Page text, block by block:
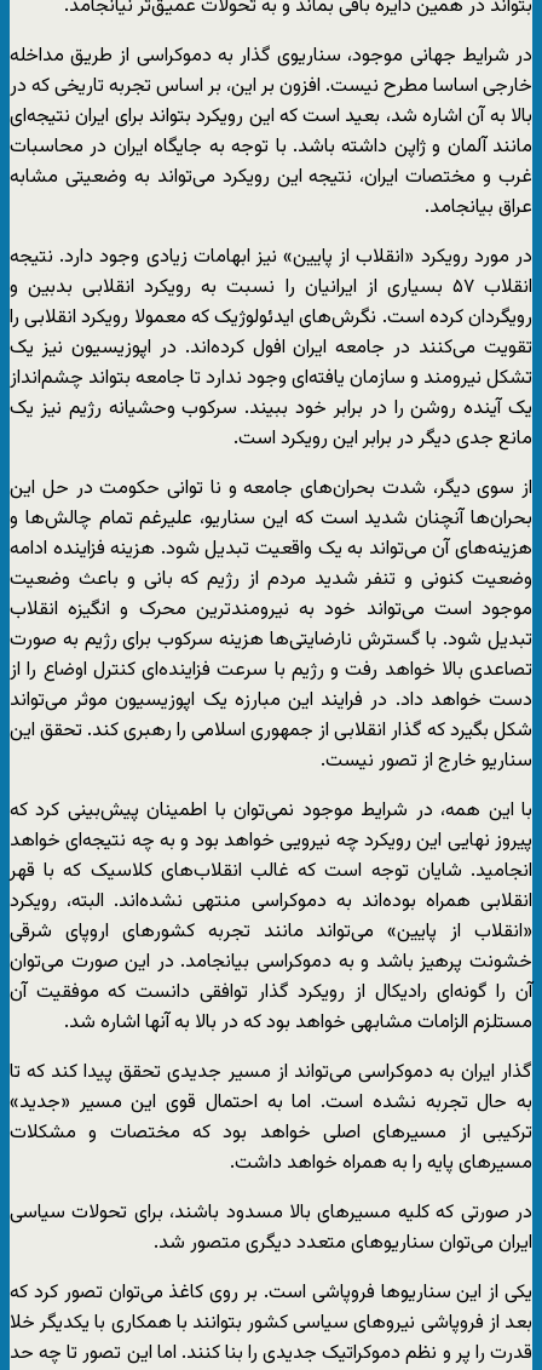
بتواند در همین دایره باقی بماند و به تحولات عمیق‌تر نیانجامد.
در شرایط جهانی موجود، سناریوی گذار به دموکراسی از طریق مداخله
خارجی اساسا مطرح نیست. افزون بر این، بر اساس تجربه تاریخی که در
بالا به آن اشاره شد، بعید است که این رویکرد بتواند برای ایران نتیجه‌‌ای
مانند آلمان و ژاپن داشته باشد. با توجه به جایگاه ایران در محاسبات
غرب و مختصات ایران، نتیجه این رویکرد می‌تواند به وضعیتی مشابه
عراق بیانجامد.
در مورد رویکرد «انقلاب از پایین» نیز ابهامات زیادی وجود دارد. نتیجه
انقلاب ۵۷ بسیاری از ایرانیان را نسبت به رویکرد انقلابی بدبین و
رویگردان کرده است. نگرش‌های ایدئولوژیک که معمولا رویکرد انقلابی را
تقویت می‌کنند در جامعه ایران افول کرده‌اند. در اپوزیسیون نیز یک
تشکل نیرومند و سازمان یافته‌ای وجود ندارد تا جامعه بتواند چشم‌انداز
یک آینده روشن را در برابر خود ببیند. سرکوب وحشیانه رژیم نیز یک
مانع جدی دیگر در برابر این رویکرد است.
از سوی دیگر، شدت بحران‌های جامعه و نا توانی حکومت در حل این
بحران‌ها آنچنان شدید است که این سناریو، علیرغم تمام چالش‌ها و
هزینه‌های آن می‌تواند به یک واقعیت تبدیل شود. هزینه فزاینده ادامه
وضعیت کنونی و تنفر شدید مردم از رژیم که بانی و باعث وضعیت
موجود است می‌تواند خود به نیرومند‌ترین محرک و انگیزه انقلاب
تبدیل شود. با گسترش نارضایتی‌ها هزینه سرکوب برای رژیم به صورت
تصاعدی بالا خواهد رفت و رژیم با سرعت فزاینده‌ای کنترل اوضاع را از
دست خواهد داد. در فرایند این مبارزه یک اپوزیسیون موثر می‌تواند
شکل بگیرد که گذار انقلابی از جمهوری اسلامی را رهبری کند. تحقق این
سناریو خارج از تصور نیست.
با این همه، در شرایط موجود نمی‌‌توان با اطمینان پیش‌بینی کرد که
پیروز نهایی این رویکرد چه نیرویی خواهد بود و به چه نتیجه‌ای خواهد
انجامید. شایان توجه است که غالب انقلاب‌های کلاسیک که با قهر
انقلابی همراه بوده‌اند به دموکراسی منتهی نشده‌اند. البته، رویکرد
«انقلاب از پایین» می‌تواند مانند تجربه کشورهای اروپای شرقی
خشونت پرهیز باشد و به دموکراسی بیانجامد. در این صورت می‌توان
آن را گونه‌ای رادیکال از رویکرد گذار توافقی دانست که موفقیت آن
مستلزم الزامات مشابهی خواهد بود که در بالا به آنها اشاره شد.
گذار ایران به دموکراسی می‌تواند از مسیر جدیدی تحقق پیدا کند که تا
به حال تجربه نشده است. اما به احتمال قوی این مسیر «جدید»
ترکیبی از مسیرهای اصلی خواهد بود که مختصات و مشکلات
مسیرهای پایه را به همراه خواهد داشت.
در صورتی که کلیه مسیرهای بالا مسدود باشند، برای تحولات سیاسی
ایران می‌توان سناریوهای متعدد دیگری متصور شد.
یکی از این سناریوها فروپاشی است. بر روی کاغذ می‌توان تصور کرد که
بعد از فروپاشی نیروهای سیاسی کشور بتوانند با همکاری با یکدیگر خلا
قدرت را پر و نظم دموکراتیک جدیدی را بنا کنند. اما این تصور تا چه حد